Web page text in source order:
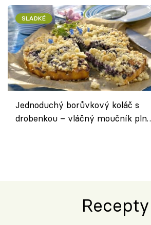
SLADKÉ
Jednoduchý borůvkový koláč s
drobenkou – vláčný moučník plný
Recepty